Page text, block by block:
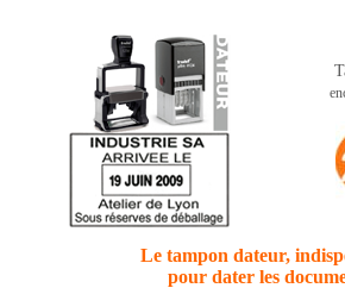
Le tampon dateur,
pour dater les